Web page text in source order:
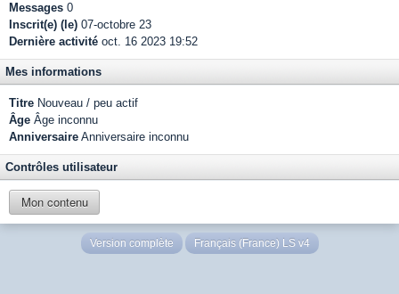
Messages 0
Inscrit(e) (le) 07-octobre 23
Dernière activité oct. 16 2023 19:52
Mes informations
Titre Nouveau / peu actif
Âge Âge inconnu
Anniversaire Anniversaire inconnu
Contrôles utilisateur
Mon contenu
Version complète Français (France) LS v4